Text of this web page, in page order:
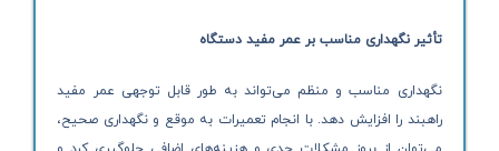
تأثیر نگهداری مناسب بر عمر مفید دستگاه
نگهداری مناسب و منظم می‌تواند به طور قابل توجهی عمر مفید
راهبند را افزایش دهد. با انجام تعمیرات به موقع و نگهداری صحیح،